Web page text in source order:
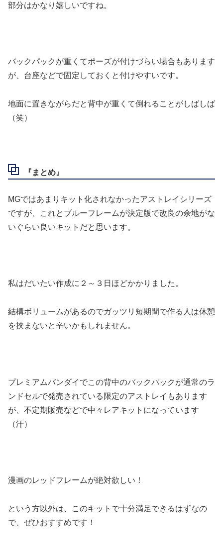
部分はかなり嬉しいですね。
バックパックが重くてポーズが付けづらい場合もあります
が、台座などで固定しておくと付けやすいです。
地面に置きながらだと背中が重くて倒れることがしばしば
（笑）
『まとめ』
MGではあまりキット化されなかったアストレイシリーズ
ですが、これとブルーフレームが決定版で改良の余地がな
いぐらい良いキットだと思います。
私はだいたい作成に２～３日ほどかかりました。
結構ボリュームがあるのでガッツリ短期間で作る人は休憩
を挟まないと辛いかもしれません。
プレミアムバンダイでこの背中のバックパックが通常のラ
ンドセルで発売されている限定のアストレイもあります
が、不定期販売などで中々レアキットになっています
（汗）
漫画のレッドフレームが絶対欲しい！
という方以外は、このキットで十分満足できるはずなの
で、ぜひおすすめです！